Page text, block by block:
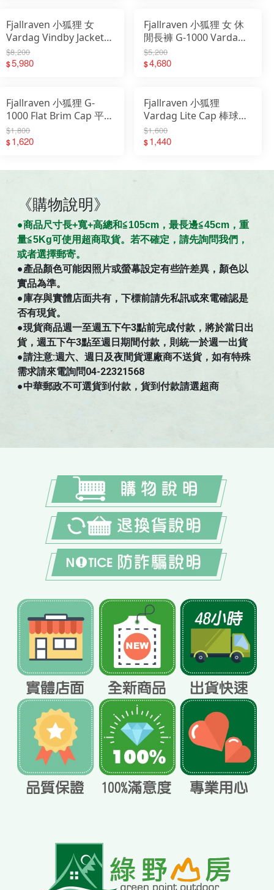
Fjallraven 小狐狸 女
Vardag Vindby Jacket
風衣外套 夾克 14500180
$8,200
$5,980
Fjallraven 小狐狸 女 休
閒長褲 G-1000 Vardag
Relaxed 14200229
$5,200
$4,680
Fjallraven 小狐狸 G-
1000 Flat Brim Cap 平沿
帽 遮陽帽 13100240
$1,800
$1,620
Fjallraven 小狐狸
Vardag Lite Cap 棒球帽
鴨舌帽 遮陽帽 13100239
$1,600
$1,440
《購物說明》
●商品尺寸長+寬+高總和≦105cm，最長邊≦45cm，重
量≦5Kg可使用超商取貨。若不確定，請先詢問我們，
或者選擇郵寄。
●產品顏色可能因照片或螢幕設定有些許差異，顏色以
實品為準。
●庫存與實體店面共有，下標前請先私訊或來電確認是
否有現貨。
●現貨商品週一至週五下午3點前完成付款，將於當日出
貨，週五下午3點至週日期間付款，則統一於週一出貨
●請注意:週六、週日及夜間貨運廠商不送貨，如有特殊
需求請來電詢問04-22321568
●中華郵政不可選貨到付款，貨到付款請選超商